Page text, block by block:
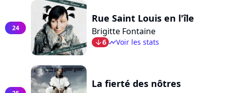
24
Rue Saint Louis en l'île
Brigitte Fontaine
arrow_bot6 timelineVoir les stats
La fierté des nôtres